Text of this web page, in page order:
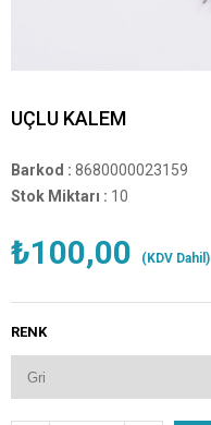
UÇLU KALEM
Barkod : 8680000023159
Stok Miktarı : 10
₺100,00 (KDV Dahil)
RENK